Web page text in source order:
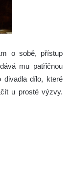
o sobě, přístup
mu patřičnou
divadla dílo, které
u prosté výzvy.